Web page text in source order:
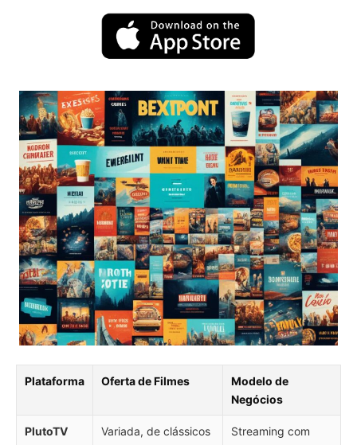
Plataforma Oferta de Filmes
Modelo de
Negócios
PlutoTV
Variada, de clássicos
Streaming com